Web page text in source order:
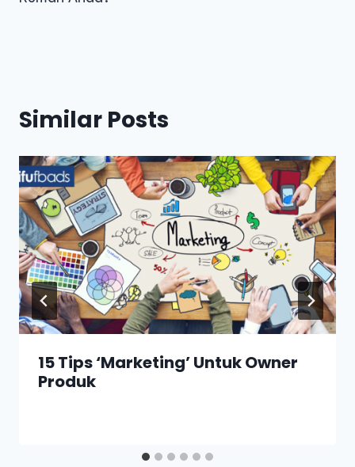
Similar Posts
15 Tips ‘Marketing’ Untuk Owner
Produk